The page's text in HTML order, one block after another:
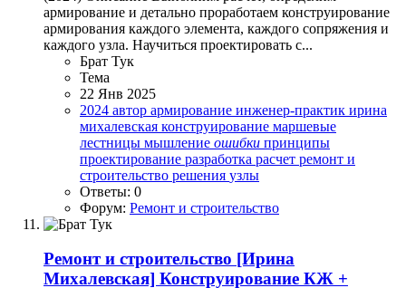
армирование и детально проработаем конструирование
армирования каждого элемента, каждого сопряжения и
каждого узла. Научиться проектировать с...
Брат Тук
Тема
22 Янв 2025
2024 автор армирование инженер-практик ирина
михалевская конструирование маршевые
лестницы мышление ошибки принципы
проектирование разработка расчет ремонт и
строительство решения узлы
Ответы: 0
Форум: Ремонт и строительство
Ремонт и строительство [Ирина
Михалевская] Конструирование КЖ +